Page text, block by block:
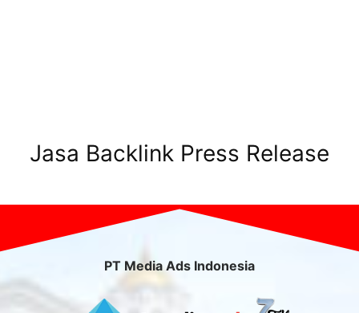
Jasa Backlink Press Release
PT Media Ads Indonesia